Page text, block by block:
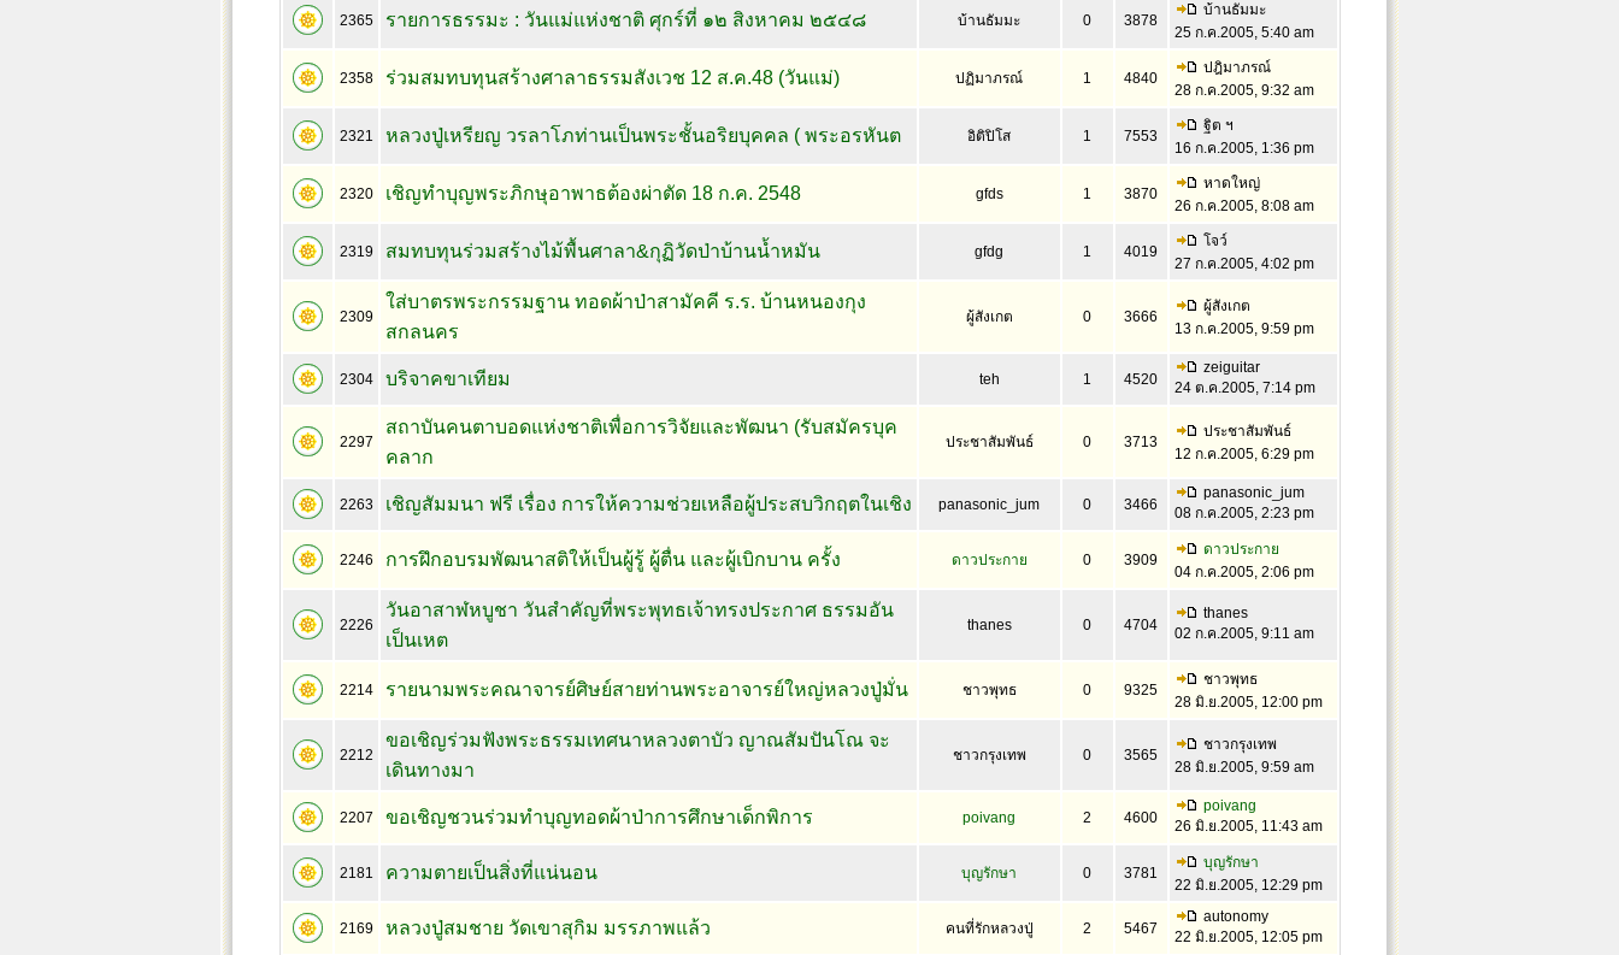
2365 รายการธรรมะ : วันแม่แห่งชาติ ศุกร์ที่ ๑๒ สิงหาคม ๒๕๔๘ บ้านธัมมะ 0 3878
บ้านธัมมะ
25 ก.ค.2005, 5:40 am
2358 ร่วมสมทบทุนสร้างศาลาธรรมสังเวช 12 ส.ค.48 (วันแม่) ปฏิมาภรณ์ 1 4840
ปฎิมาภรณ์
28 ก.ค.2005, 9:32 am
2321 หลวงปู่เหรียญ วรลาโภท่านเป็นพระชั้นอริยบุคคล ( พระอรหันต อิติปิโส 1 7553
ฐิต ฯ
16 ก.ค.2005, 1:36 pm
2320 เชิญทำบุญพระภิกษุอาพาธต้องผ่าตัด 18 ก.ค. 2548 gfds 1 3870
หาดใหญ่
26 ก.ค.2005, 8:08 am
2319 สมทบทุนร่วมสร้างไม้พื้นศาลา&กุฏิวัดป่าบ้านน้ำหมัน gfdg 1 4019
โจว์
27 ก.ค.2005, 4:02 pm
2309
ใส่บาตรพระกรรมฐาน ทอดผ้าป่าสามัคคี ร.ร. บ้านหนองกุง
สกลนคร
ผู้สังเกต 0 3666
ผู้สังเกต
13 ก.ค.2005, 9:59 pm
2304 บริจาคขาเทียม teh 1 4520
zeiguitar
24 ต.ค.2005, 7:14 pm
2297
สถาบันคนตาบอดแห่งชาติเพื่อการวิจัยและพัฒนา (รับสมัครบุค
คลาก
ประชาสัมพันธ์ 0 3713
ประชาสัมพันธ์
12 ก.ค.2005, 6:29 pm
2263 เชิญสัมมนา ฟรี เรื่อง การให้ความช่วยเหลือผู้ประสบวิกฤตในเชิง panasonic_jum 0 3466
panasonic_jum
08 ก.ค.2005, 2:23 pm
2246 การฝึกอบรมพัฒนาสติให้เป็นผู้รู้ ผู้ตื่น และผู้เบิกบาน ครั้ง ดาวประกาย 0 3909
ดาวประกาย
04 ก.ค.2005, 2:06 pm
2226
วันอาสาฬหบูชา วันสำคัญที่พระพุทธเจ้าทรงประกาศ ธรรมอัน
เป็นเหต
thanes 0 4704
thanes
02 ก.ค.2005, 9:11 am
2214 รายนามพระคณาจารย์ศิษย์สายท่านพระอาจารย์ใหญ่หลวงปู่มั่น ชาวพุทธ 0 9325
ชาวพุทธ
28 มิ.ย.2005, 12:00 pm
2212
ขอเชิญร่วมฟังพระธรรมเทศนาหลวงตาบัว ญาณสัมปันโณ จะ
เดินทางมา
ชาวกรุงเทพ 0 3565
ชาวกรุงเทพ
28 มิ.ย.2005, 9:59 am
2207 ขอเชิญชวนร่วมทำบุญทอดผ้าป่าการศึกษาเด็กพิการ poivang 2 4600
poivang
26 มิ.ย.2005, 11:43 am
2181 ความตายเป็นสิ่งที่แน่นอน บุญรักษา 0 3781
บุญรักษา
22 มิ.ย.2005, 12:29 pm
2169 หลวงปู่สมชาย วัดเขาสุกิม มรรภาพแล้ว คนที่รักหลวงปู่ 2 5467
autonomy
22 มิ.ย.2005, 12:05 pm